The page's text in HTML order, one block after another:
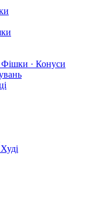
Фішки · Конуси